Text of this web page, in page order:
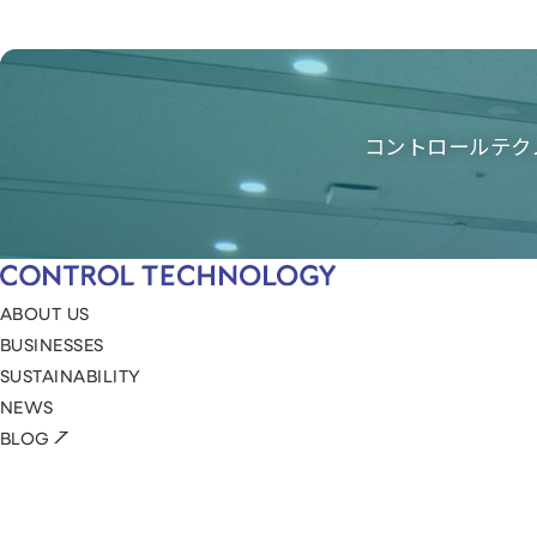
コントロールテ
ABOUT US
BUSINESSES
SUSTAINABILITY
NEWS
BLOG